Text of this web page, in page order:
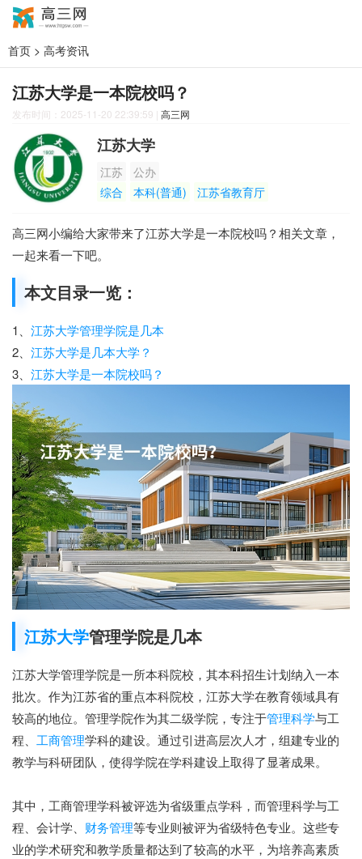
首页 > 高考资讯
江苏大学是一本院校吗？
发布时间：2025-11-20 22:39:59 | 高三网
江苏大学
江苏
公办
综合
本科(普通) 江苏省教育厅
高三网小编给大家带来了江苏大学是一本院校吗？相关文章，
一起来看一下吧。
本文目录一览：
1、 江苏大学管理学院是几本
2、 江苏大学是几本大学？
3、 江苏大学是一本院校吗？
江苏大学管理学院是几本
江苏大学管理学院是一所本科院校，其本科招生计划纳入一本
批次。作为江苏省的重点本科院校，江苏大学在教育领域具有
较高的地位。管理学院作为其二级学院，专注于管理科学与工
程、 工商管理学科的建设。通过引进高层次人才，组建专业的
教学与科研团队，使得学院在学科建设上取得了显著成果。
其中，工商管理学科被评选为省级重点学科，而管理科学与工
程、会计学、 财务管理等专业则被评为省级特色专业。这些专
业的学术研究和教学质量都达到了较高的水平，为培养高素质